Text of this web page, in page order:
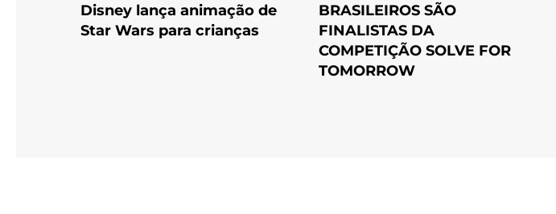
Disney lança animação de
Star Wars para crianças
BRASILEIROS SÃO
FINALISTAS DA
COMPETIÇÃO SOLVE FOR
TOMORROW